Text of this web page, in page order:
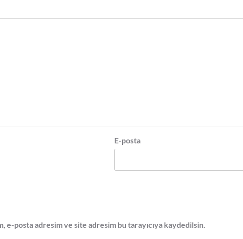
E-posta
e-posta adresim ve site adresim bu tarayıcıya kaydedilsin.